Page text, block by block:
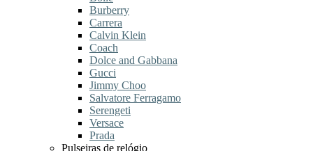
Burberry
Carrera
Calvin Klein
Coach
Dolce and Gabbana
Gucci
Jimmy Choo
Salvatore Ferragamo
Serengeti
Versace
Prada
Pulseiras de relógio